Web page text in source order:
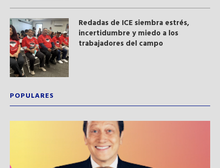
​Redadas de ICE siembra estrés,
incertidumbre y miedo a los
trabajadores del campo
POPULARES